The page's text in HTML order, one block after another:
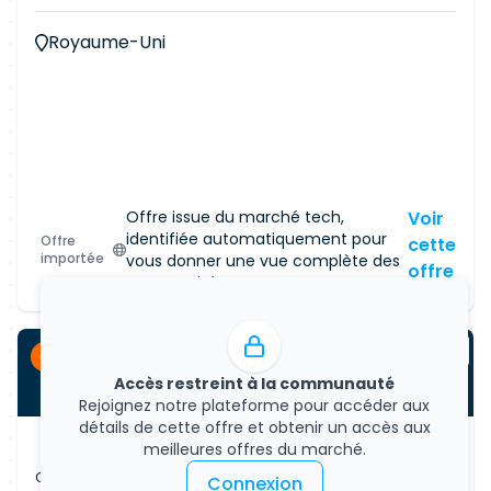
Royaume-Uni
Offre
importée
Offre issue du marché tech,
identifiée automatiquement pour
vous donner une vue complète des
opportunités.
Accès restreint à la communauté
Rejoignez notre plateforme pour accéder aux
détails de cette offre et obtenir un accès aux
meilleures offres du marché.
Connexion
Voir
cette
offre
CDI
Offre d'emploi